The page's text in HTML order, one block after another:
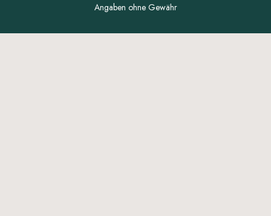
Angaben ohne Gewähr